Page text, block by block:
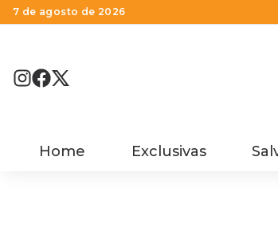
7 de agosto de 2026
Home Exclusivas